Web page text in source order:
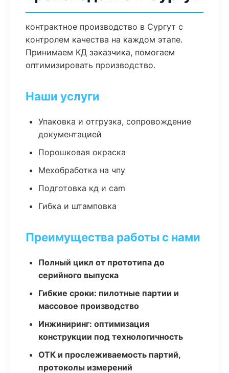
контрактное производство в Сургут с
контролем качества на каждом этапе.
Принимаем КД заказчика, помогаем
оптимизировать производство.
Наши услуги
Упаковка и отгрузка, сопровождение
документацией
Порошковая окраска
Мехобработка на чпу
Подготовка кд и cam
Гибка и штамповка
Преимущества работы с нами
Полный цикл от прототипа до
серийного выпуска
Гибкие сроки: пилотные партии и
массовое производство
Инжиниринг: оптимизация
конструкции под технологичность
ОТК и прослеживаемость партий,
протоколы измерений